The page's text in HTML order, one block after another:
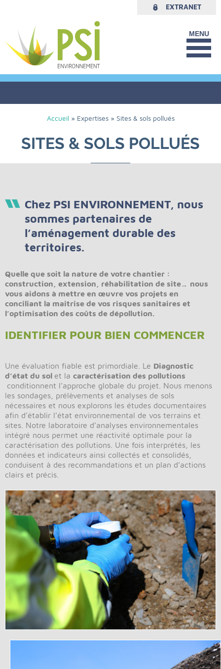
EXTRANET
MENTIONS LÉGALES
DONNÉES PERSONNELLES
Accueil » Expertises» Sites & sols pollués
SITES & SOLS POLLUÉS
Chez PSI ENVIRONNEMENT, nous
sommes partenaires de
l’aménagement durable des
territoires.
Quelle que soit la nature de votre chantier :
construction, extension, réhabilitation de site… nous
vous aidons à mettre en œuvre vos projets en
conciliant la maitrise de vos risques sanitaires et
l’optimisation des coûts de dépollution.
IDENTIFIER POUR BIEN COMMENCER
Une évaluation fiable est primordiale. Le Diagnostic
d’état du sol et la caractérisation des pollutions
conditionnent l’approche globale du projet. Nous menons
les sondages, prélèvements et analyses de sols
nécessaires et nous explorons les études documentaires
afin d’établir l’état environnemental de vos terrains et
sites. Notre laboratoire d’analyses environnementales
intégré nous permet une réactivité optimale pour la
caractérisation des pollutions. Une fois interprétés, les
données et indicateurs ainsi collectés et consolidés,
conduisent à des recommandations et un plan d’actions
clairs et précis.